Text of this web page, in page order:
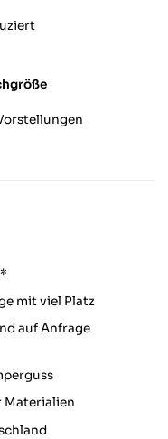
mit viel Platz
auf Anfrage